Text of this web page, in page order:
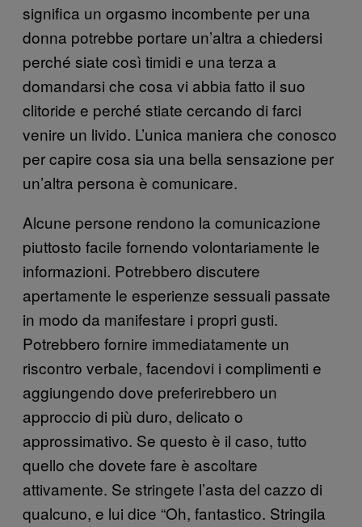
significa un orgasmo incombente per una
donna potrebbe portare un’altra a chiedersi
perché siate così timidi e una terza a
domandarsi che cosa vi abbia fatto il suo
clitoride e perché stiate cercando di farci
venire un livido. L’unica maniera che conosco
per capire cosa sia una bella sensazione per
un’altra persona è comunicare.
Alcune persone rendono la comunicazione
piuttosto facile fornendo volontariamente le
informazioni. Potrebbero discutere
apertamente le esperienze sessuali passate
in modo da manifestare i propri gusti.
Potrebbero fornire immediatamente un
riscontro verbale, facendovi i complimenti e
aggiungendo dove preferirebbero un
approccio di più duro, delicato o
approssimativo. Se questo è il caso, tutto
quello che dovete fare è ascoltare
attivamente. Se stringete l’asta del cazzo di
qualcuno, e lui dice “Oh, fantastico. Stringila